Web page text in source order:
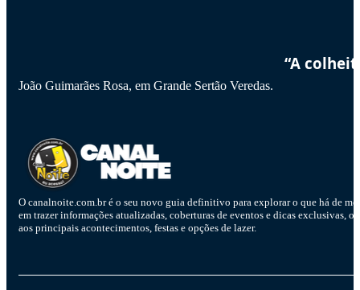
“A
João Guimarães Rosa, em Grande Sertão Veredas.
O canalnoite.com.br é o seu novo guia definitivo para explorar o que há de
em trazer informações atualizadas, coberturas de eventos e dicas exclusivas,
aos principais acontecimentos, festas e opções de lazer.